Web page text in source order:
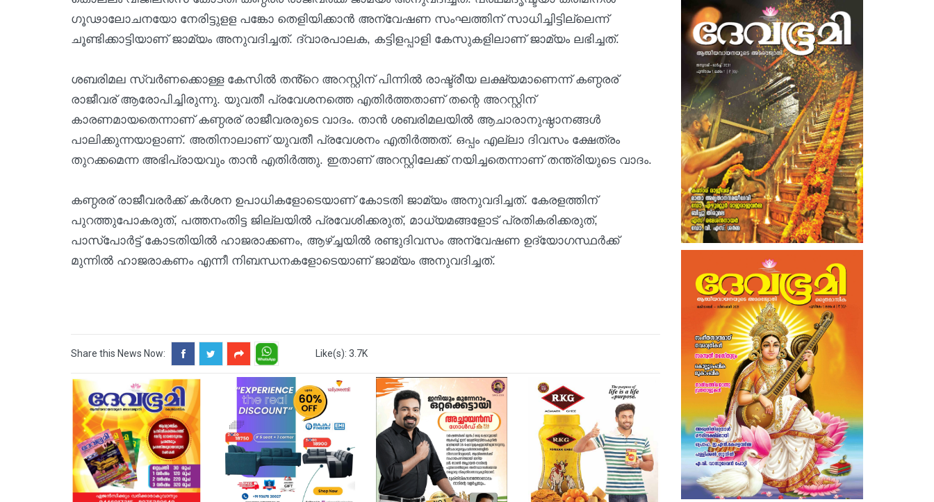
ഗൂഢാലോചനയോ നേരിട്ടുളള പങ്കോ തെളിയിക്കാന്‍ അന്വേഷണ സംഘത്തിന് സാധിച്ചിട്ടില്ലെന്ന്
ചൂണ്ടിക്കാട്ടിയാണ് ജാമ്യം അനുവദിച്ചത്. ദ്വാരപാലക, കട്ടിളപ്പാളി കേസുകളിലാണ് ജാമ്യം ലഭിച്ചത്.
ശബരിമല സ്വര്‍ണക്കൊള്ള കേസില്‍ തൻ്റെ അറസ്റ്റിന് പിന്നിൽ രാഷ്ട്രീയ ലക്ഷ്യമാണെന്ന് കണ്ഠരര്
രാജീവര് ആരോപിച്ചിരുന്നു. യുവതീ പ്രവേശനത്തെ എതിര്‍ത്തതാണ് തന്റെ അറസ്റ്റിന്
കാരണമായതെന്നാണ് കണ്ഠരര് രാജീവരരുടെ വാദം. താന്‍ ശബരിമലയില്‍ ആചാരാനുഷ്ഠാനങ്ങള്‍
പാലിക്കുന്നയാളാണ്. അതിനാലാണ് യുവതീ പ്രവേശനം എതിര്‍ത്തത്. ഒപ്പം എല്ലാ ദിവസം ക്ഷേത്രം
തുറക്കമെന്ന അഭിപ്രായവും താന്‍ എതിര്‍ത്തു. ഇതാണ് അറസ്റ്റിലേക്ക് നയിച്ചതെന്നാണ് തന്ത്രിയുടെ വാദം.
കണ്ഠരര് രാജീവരര്‍ക്ക് കര്‍ശന ഉപാധികളോടെയാണ് കോടതി ജാമ്യം അനുവദിച്ചത്. കേരളത്തിന്
പുറത്തുപോകരുത്, പത്തനംതിട്ട ജില്ലയില്‍ പ്രവേശിക്കരുത്, മാധ്യമങ്ങളോട് പ്രതികരിക്കരുത്,
പാസ്‌പോര്‍ട്ട് കോടതിയില്‍ ഹാജരാക്കണം, ആഴ്ച്ചയില്‍ രണ്ടുദിവസം അന്വേഷണ ഉദ്യോഗസ്ഥര്‍ക്ക്
മുന്നില്‍ ഹാജരാകണം എന്നീ നിബന്ധനകളോടെയാണ് ജാമ്യം അനുവദിച്ചത്.
Share this News Now: Like(s): 3.7K